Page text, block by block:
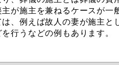
が施主を兼ねるケースが一
、例えば故人の妻が施主と
行うなどの例もあります。